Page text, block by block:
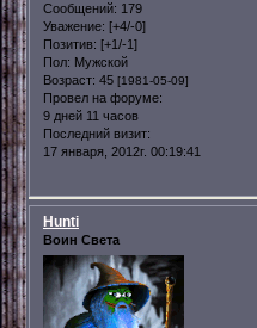
Сообщений: 179
Уважение: [+4/-0]
Позитив: [+1/-1]
Пол: Мужской
Возраст: 45 [1981-05-09]
Провел на форуме:
9 дней 11 часов
Последний визит:
17 января, 2012г. 00:19:41
Hunti
Воин Света